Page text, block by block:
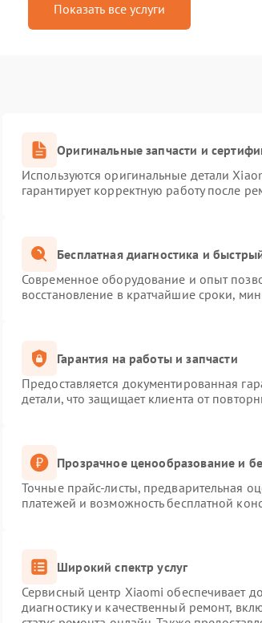
Показать все услуги
Оригинальные запчасти и
Используются оригинальные детали
гарантирует корректную работу после
Бесплатная диагностика и
Современное оборудование и опыт
восстановление в кратчайшие сроки,
Гарантия на работы и запчасти
Предоставляется документированная
детали, что защищает клиента от
Прозрачное ценообразование и
Точные прайс-листы, предварительная
платежей и возможность бесплатной
Широкий спектр услуг
Сервисный центр Xiaomi обеспечивает
диагностику и качественный ремонт,